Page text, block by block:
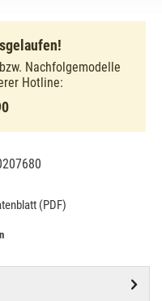
Nachfolgemodelle
Hotline:
(PDF)